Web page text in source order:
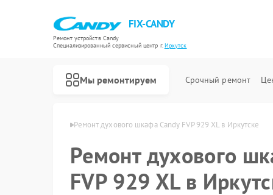
FIX-CANDY
Ремонт устройств Candy
Специализированный cервисный центр г.Иркутск
Мы ремонтируем Срочный ремонт
Ремонт духового шкафа Candy FVP 929 XL в Иркутске
Ремонт духового
FVP 929 XL в